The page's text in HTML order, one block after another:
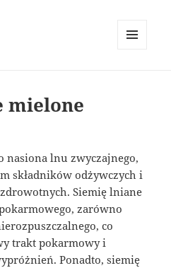
mielone
nasiona lnu zwyczajnego,
składników odżywczych i
Siemię lniane
zarówno
co
trakt pokarmowy i
Ponadto, siemię